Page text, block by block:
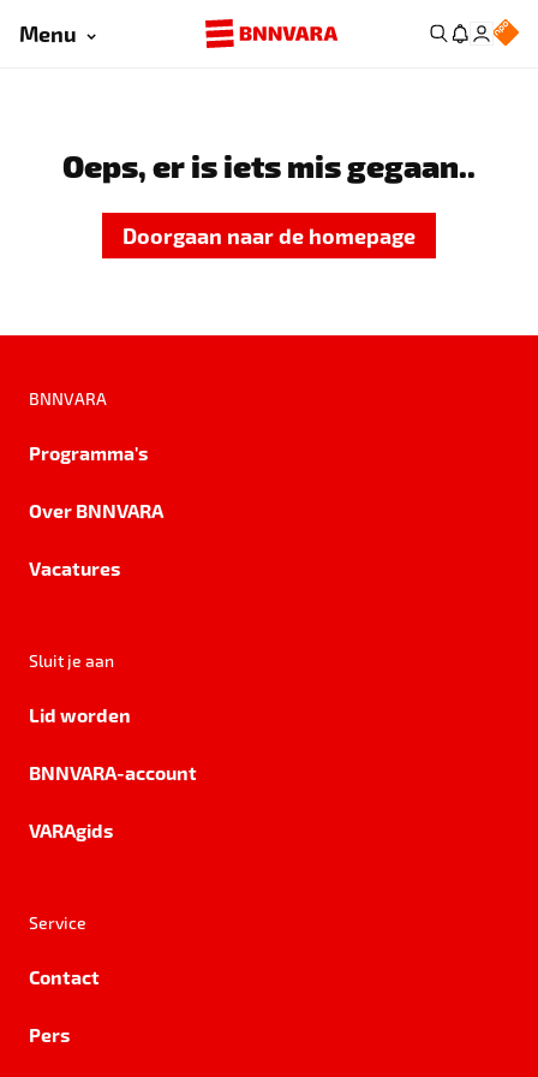
Menu
Oeps, er is iets mis gegaan..
Doorgaan naar de homepage
BNNVARA
Programma's
Over BNNVARA
Vacatures
Sluit je aan
Lid worden
BNNVARA-account
VARAgids
Service
Contact
Pers